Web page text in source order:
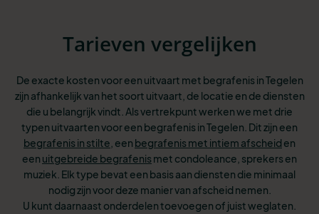
Tarieven vergelijken
De exacte kosten voor een uitvaart met begrafenis in Tegelen
zijn afhankelijk van het soort uitvaart, de locatie en de diensten
die u belangrijk vindt. Als vertrekpunt werken we met drie
typen uitvaarten voor een begrafenis in Tegelen. Ditzijn een
begrafenis in stilte , een begrafenis met intiem afscheid en
een uitgebreide begrafenismet condoleance, sprekers en
muziek. Elk type bevat een basis aan diensten die minimaal
nodig zijn voor deze manier van afscheid nemen.
U kunt daarnaast onderdelen toevoegen of juist weglaten.